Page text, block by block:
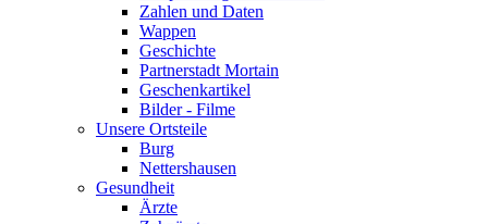
Zahlen und Daten
Wappen
Geschichte
Partnerstadt Mortain
Geschenkartikel
Bilder - Filme
Unsere Ortsteile
Burg
Nettershausen
Gesundheit
Ärzte